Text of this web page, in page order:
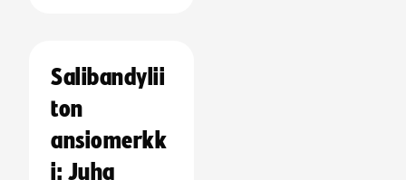
Salibandylii
ton
ansiomerkk
i: Juha